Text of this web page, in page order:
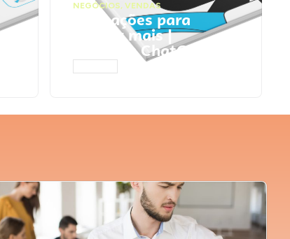
NEGÓCIOS, VENDAS
Faça ações para
vender mais |
Prompts ChatGPT